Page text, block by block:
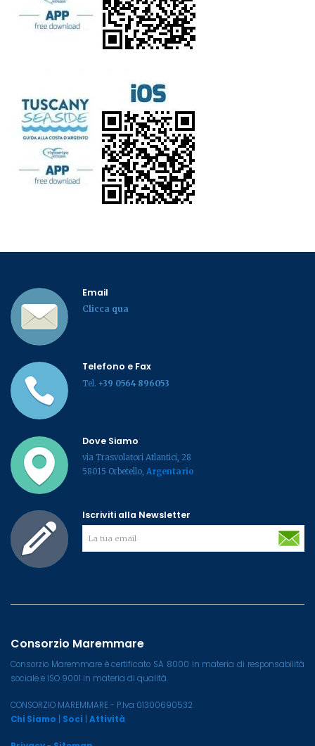
Email
Clicca qua
Telefono e Fax
Tel. +39 0564 896053
Dove Siamo
via Trasvolatori Atlantici, 28
58015 Orbetello, Argentario
Iscriviti alla Newsletter
Consorzio Maremmare
Consorzio Maremmare è certificato SA 8000 in materia di responsabilità
sociale e ISO 9001 in materia di qualità.
CONSORZIO MAREMMARE - P.Iva 01300690532
Chi Siamo
Soci Attività